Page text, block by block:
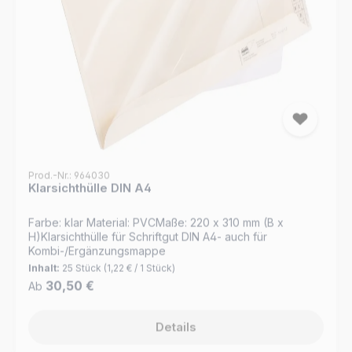
Ordnungsleiste zum schnellen Auffinden der Mappe
Kapazität von 50 Blatt Papier Passend zur
Aufbewahrung in der MAPPEI-Ordnungsbox
Klarsichthülle DIN A4
Farbe: klar Material: PVCMaße: 220 x 310 mm (B x
H)Klarsichthülle für Schriftgut DIN A4- auch für
Kombi-/Ergänzungsmappe
Inhalt: 25 Stück (1,22 € / 1 Stück)
Regulärer Preis:
30,50 €